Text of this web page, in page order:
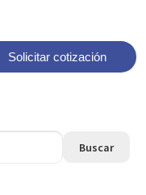
Solicitar cotización
Buscar